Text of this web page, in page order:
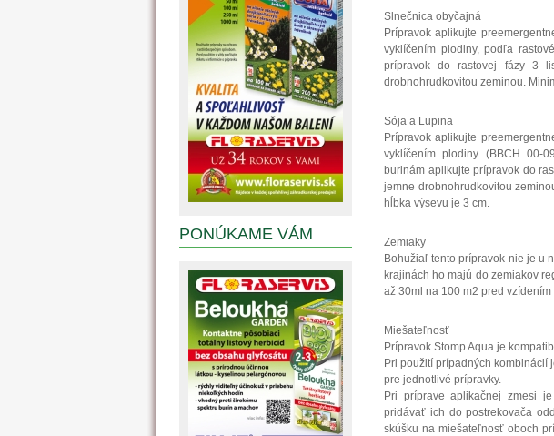
Slnečnica obyčajná
Prípravok aplikujte
vyklíčením plodiny, podľa
prípravok do rastovej fázy 3
drobnohrudkovitou zeminou.
Sója a Lupina
Prípravok aplikujte
vyklíčením plodiny (BBCH 00-
burinám aplikujte prípravok do
jemne drobnohrudkovitou
hĺbka výsevu je 3 cm.
Zemiaky
Bohužiaľ tento prípravok nie je u
krajinách ho majú do zemiakov
až 30ml na 100 m2 pred
Miešateľnosť
Prípravok Stomp Aqua je
Pri použití prípadných
pre jednotlivé prípravky.
Pri príprave aplikačnej zmesi
pridávať ich do postrekovača
skúšku na miešateľnosť oboch
PONÚKAME VÁM